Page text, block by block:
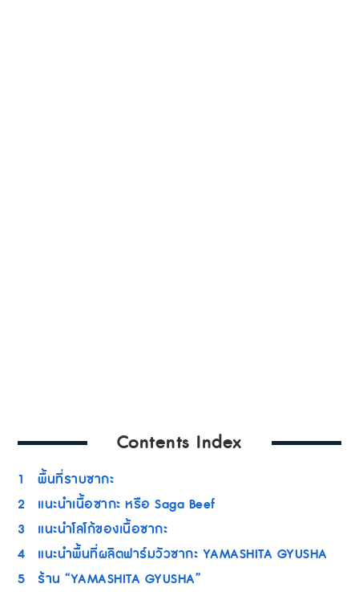
Contents Index
1
พื้นที่ราบซากะ
2
แนะนำเนื้อซากะ หรือ Saga Beef
3
แนะนำโลโก้ของเนื้อซากะ
4
แนะนำพื้นที่ผลิตฟาร์มวัวซากะ YAMASHITA GYUSHA
5
ร้าน “YAMASHITA GYUSHA”